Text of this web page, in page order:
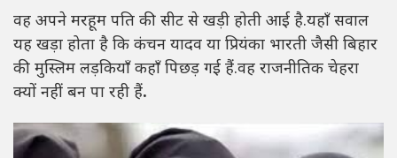
वह अपने मरहूम पति की सीट से खड़ी होती आई है.यहाँ सवाल
यह खड़ा होता है कि कंचन यादव या प्रियंका भारती जैसी बिहार
की मुस्लिम लड़कियाँ कहाँ पिछड़ गई हैं.वह राजनीतिक चेहरा
क्यों नहीं बन पा रही हैं.